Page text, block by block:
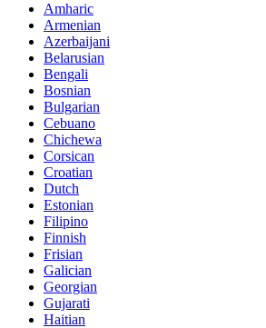
Amharic
Armenian
Azerbaijani
Belarusian
Bengali
Bosnian
Bulgarian
Cebuano
Chichewa
Corsican
Croatian
Dutch
Estonian
Filipino
Finnish
Frisian
Galician
Georgian
Gujarati
Haitian